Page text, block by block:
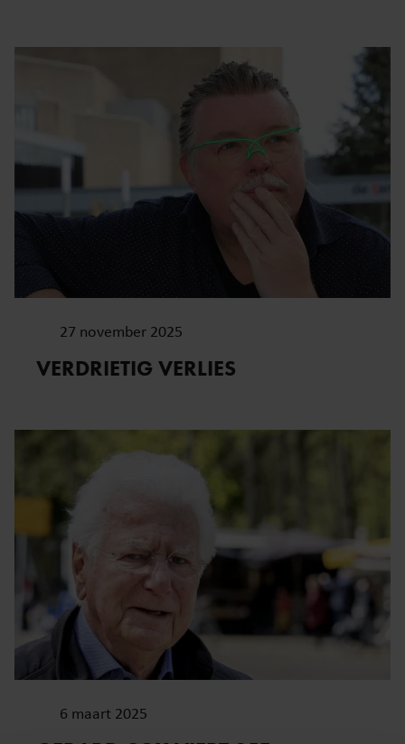
27 november 2025
VERDRIETIG VERLIES
6 maart 2025